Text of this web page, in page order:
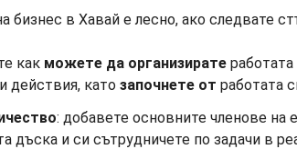
бизнес в Хавай е лесно, ако следвате
как можете да организирате
действия, като започнете от работата
: добавете основните членове на
дъска и си сътрудничете по задачи в